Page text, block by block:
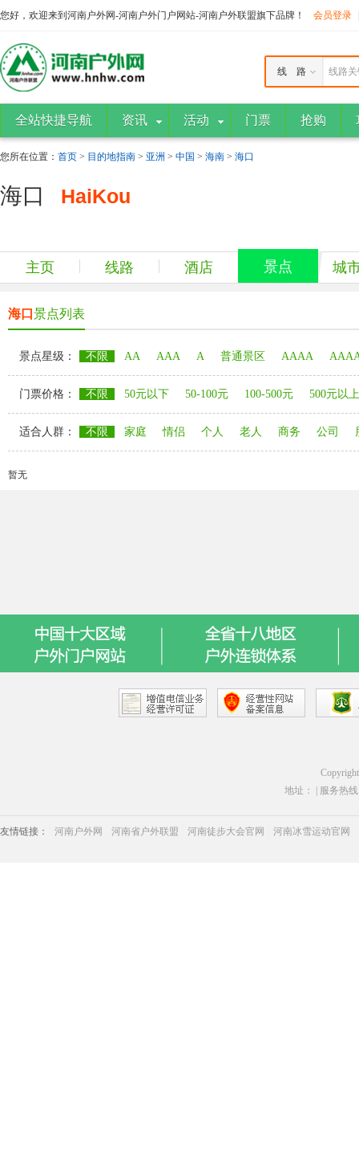
您好，欢迎来到河南户外网-河南户外门户网站-河南户外联盟旗下品牌！ 会员登录
线路
线 路
全站快捷导航 资讯 活动 门票 抢购
您所在位置： 首页 > 目的地指南 > 亚洲 > 中国 > 海南 > 海口
海口 HaiKou
主页 线路 酒店 景点 城
海口 景点列表
景点星级： 不限 AA AAA A 普通景区 AAAA
门票价格： 不限 50元以下 50-100元 100-500元 500元以上
适合人群： 不限 家庭 情侣 个人 老人 商务 公司
暂无
地址： | 服务热线
友情链接： 河南户外网 河南省户外联盟 河南徒步大会官网 河南冰雪运动官网